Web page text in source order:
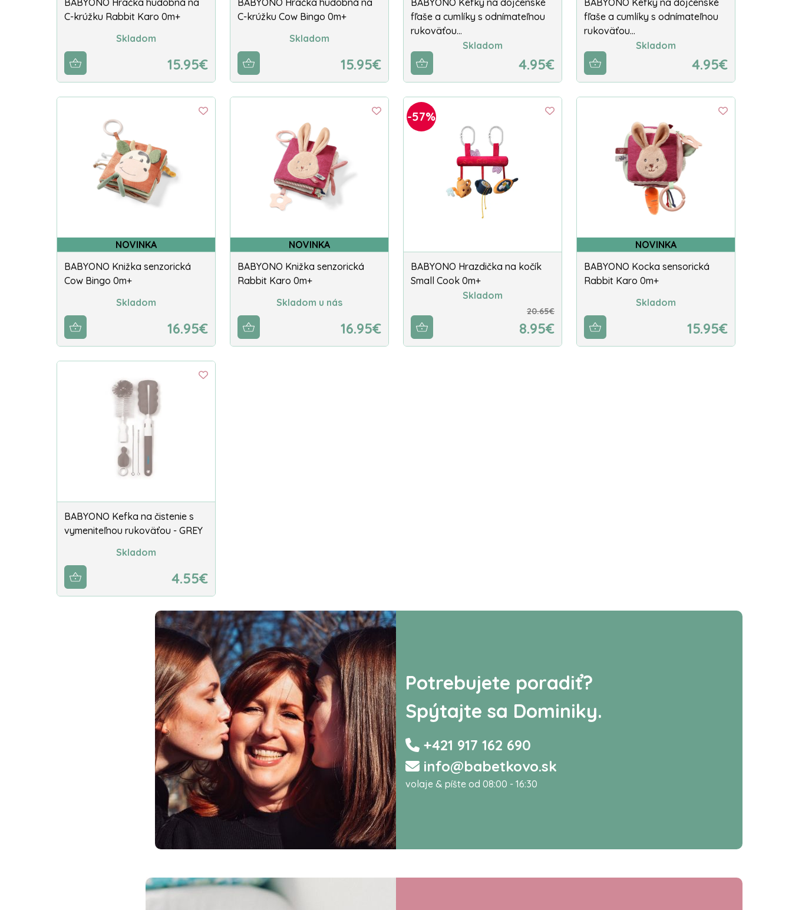
C-krúžku Rabbit Karo 0m+
Skladom
15.95€
C-krúžku Cow Bingo 0m+
Skladom
15.95€
fľaše a cumlíky s odnímateľnou
rukoväťou…
Skladom
4.95€
fľaše a cumlíky s odnímateľnou
rukoväťou…
Skladom
4.95€
NOVINKA
BABYONO Knižka senzorická
Cow Bingo 0m+
Skladom
16.95€
NOVINKA
BABYONO Knižka senzorická
Rabbit Karo 0m+
Skladom u nás
16.95€
-57%
BABYONO Hrazdička na kočík
Small Cook 0m+
Skladom
20.65€
8.95€
NOVINKA
BABYONO Kocka sensorická
Rabbit Karo 0m+
Skladom
15.95€
BABYONO Kefka na čistenie s
vymeniteľnou rukoväťou - GREY
Skladom
4.55€
Potrebujete poradiť?
Spýtajte sa Dominiky.
+421 917 162 690
info@babetkovo.sk
volaje & píšte od 08:00 - 16:30